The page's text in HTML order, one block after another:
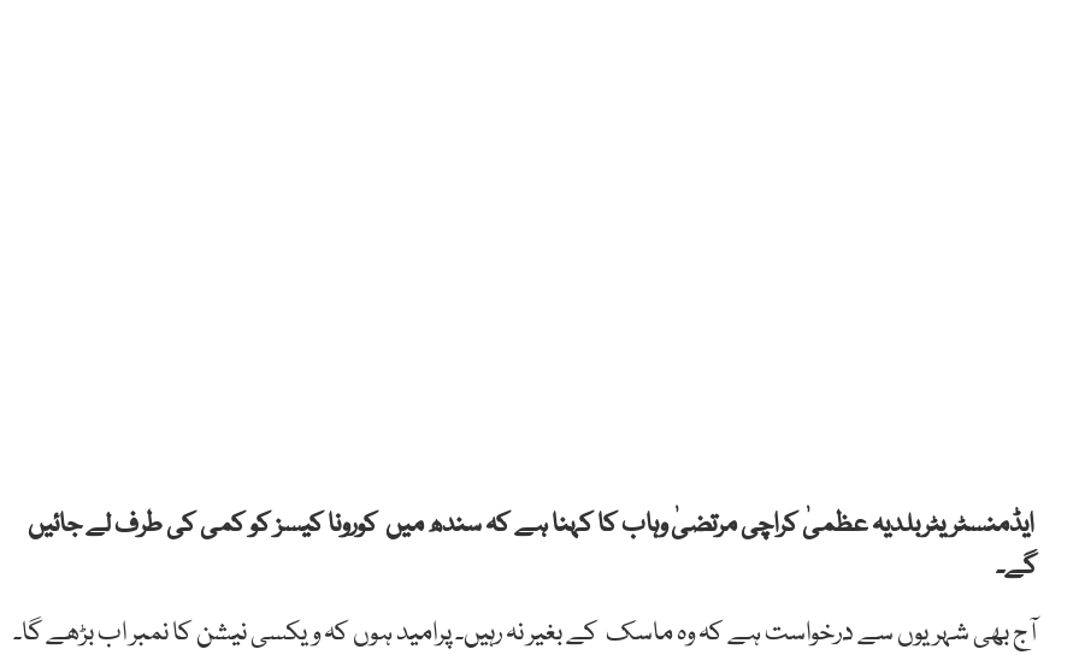
ایڈمنسٹریٹربلدیہ عظمیٰ کراچی مرتضیٰ وہاب کا کہنا ہے کہ سندھ میں کورونا کیسز کو کمی کی طرف لے جائیں
گے۔
آج بھی شہریوں سے درخواست ہے کہ وہ ماسک کے بغیر نہ رہیں۔ پرامید ہوں کہ ویکسی نیشن کا نمبر اب بڑھے گا۔